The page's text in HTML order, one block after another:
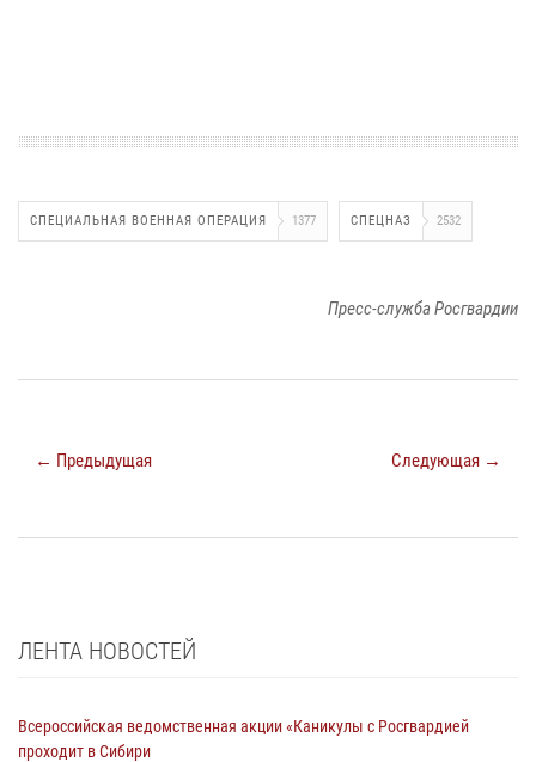
СПЕЦИАЛЬНАЯ ВОЕННАЯ ОПЕРАЦИЯ 1377 СПЕЦНАЗ 2532
Пресс-служба Росгвардии
← Предыдущая Следующая →
ЛЕНТА НОВОСТЕЙ
Всероссийская ведомственная акции «Каникулы с Росгвардией
проходит в Сибири